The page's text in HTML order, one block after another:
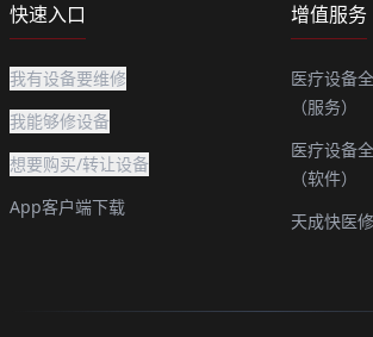
快速入口
我有设备要维修
我能够修设备
想要购买/转让设备
App客户端下载
增值服务
医疗设备
（服务）
医疗设备
（软件）
天成快医修